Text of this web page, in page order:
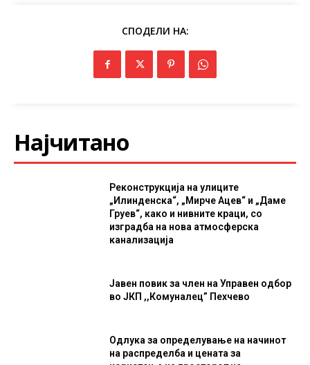
СПОДЕЛИ НА:
Најчитано
Реконструкција на улиците
„Илинденска“, „Мирче Ацев“ и „Даме
Груев“, како и нивните краци, со
изградба на нова атмосферска
канализација
Јавен повик за член на Управен одбор
во ЈКП ,,Комуналец” Пехчево
Одлука за определување на начинот
на распределба и цената за